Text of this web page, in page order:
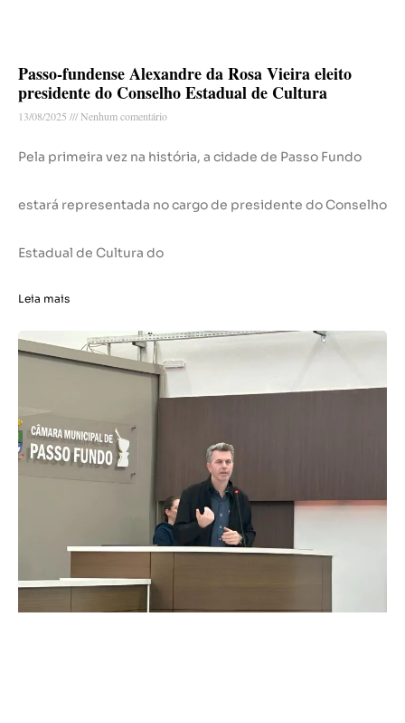
Passo-fundense Alexandre da Rosa Vieira eleito
presidente do Conselho Estadual de Cultura
13/08/2025 Nenhum comentário
Pela primeira vez na história, a cidade de Passo Fundo
estará representada no cargo de presidente do Conselho
Estadual de Cultura do
Leia mais